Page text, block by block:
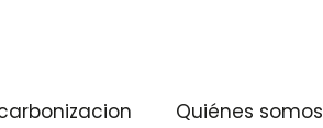
Quiénes somos